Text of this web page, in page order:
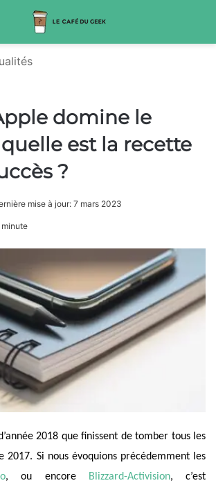
domine le
est la recette
?
mise à jour: 7 mars 2023
minute
2018 que finissent de tomber tous les
2017. Si nous évoquions précédemment les
, ou encore Blizzard-Activision, c’est